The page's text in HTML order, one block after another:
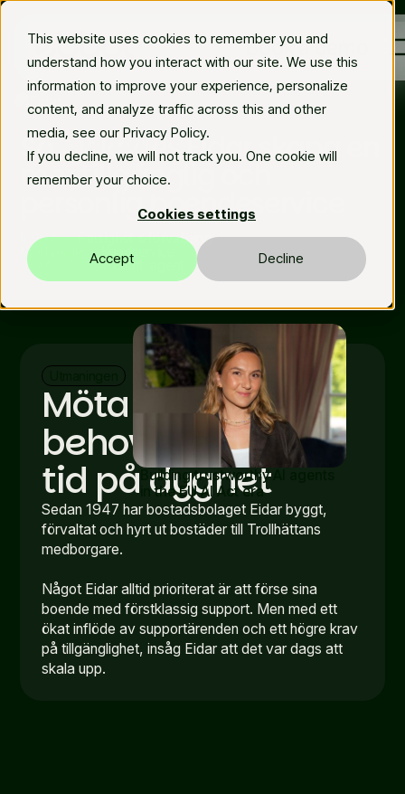
This website uses cookies to remember you and
understand how you interact with our site. We use this
information to improve your experience, personalize
content, and analyze traffic across this and other
media, see our Privacy Policy.
If you decline, we will not track you. One cookie will
remember your choice.
Cookies settings
Accept Decline
Book a demo
Plattform
Brancher
Resurser
Sv
Read article
Building trustworthy AI agents
in the EU AI Act era
Så lyckades Eidar skapa en
mer tillgänglig och
personlig boendeservice
Industri Fastighet & förvaltning
Marknader Kundservice
Solution(s) AI chatt-agent
Möta invånarnas
behov – oavsett
tid på dygnet
Sedan 1947 har bostadsbolaget Eidar byggt,
förvaltat och hyrt ut bostäder till Trollhättans
medborgare.
Något Eidar alltid prioriterat är att förse sina
boende med förstklassig support. Men med ett
ökat inflöde av supportärenden och ett högre krav
på tillgänglighet, insåg Eidar att det var dags att
skala upp.